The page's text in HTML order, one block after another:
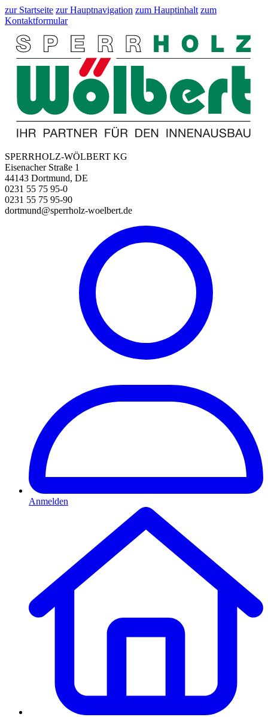
zur Startseite zur Hauptnavigation zum Hauptinhalt zum
Kontaktformular
SPERRHOLZ-WÖLBERT KG
Eisenacher Straße 1
44143 Dortmund, DE
0231 55 75 95-0
0231 55 75 95-90
dortmund@sperrholz-woelbert.de
Anmelden